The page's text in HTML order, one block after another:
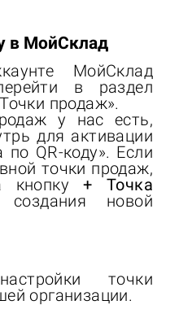
в МойСклад
МойСклад
в раздел
продаж».
у нас есть,
для активации
по QR-коду». Если
точки продаж,
кнопку+ Точка
создания новой
точки
организации.